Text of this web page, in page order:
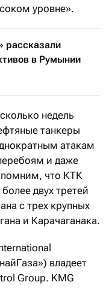
уровне».
рассказали
в Румынии
недель
танкеры
атакам
и даже
что КТК
двух третей
с трех крупных
и Карачаганака.
владеет
Group. KMG